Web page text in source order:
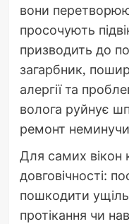
вони
просочують
призводить до
загарбник,
алергії та
волога руйнує
ремонт
Для самих вікон
довговічності:
пошкодити
протікання чи